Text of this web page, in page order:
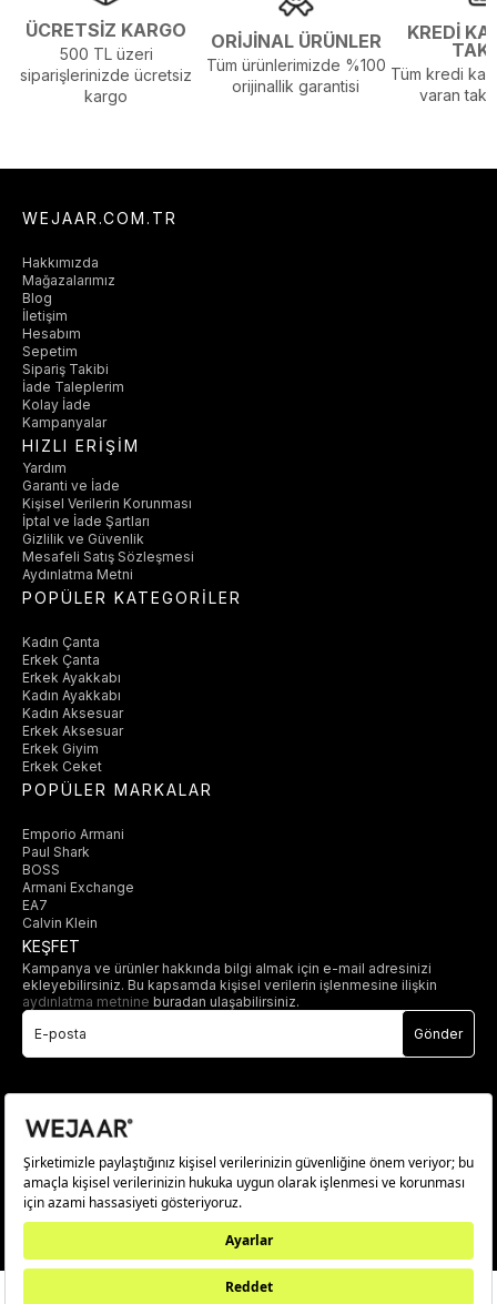
Görsel Açıklaması :
Stüdyo Çekim Ortamında Bulunan Işık ve
Gölgelenmelerden Dolayı Renk Farklılıkları Olabilir
ÜCRETSİZ KARGO
500 TL üzeri
siparişlerinizde ücretsiz
kargo
ORİJİNAL ÜRÜNLER
Tüm ürünlerimizde %100
orijinallik garantisi
KREDİ
Tüm kredi
varan
WEJAAR.COM.TR
Hakkımızda
Mağazalarımız
Blog
İletişim
Hesabım
Sepetim
Sipariş Takibi
İade Taleplerim
Kolay İade
Kampanyalar
HIZLI ERİŞİM
Yardım
Garanti ve İade
Kişisel Verilerin Korunması
İptal ve İade Şartları
Gizlilik ve Güvenlik
Mesafeli Satış Sözleşmesi
Aydınlatma Metni
POPÜLER KATEGORİLER
Kadın Çanta
Erkek Çanta
Erkek Ayakkabı
Kadın Ayakkabı
Kadın Aksesuar
Erkek Aksesuar
Erkek Giyim
Erkek Ceket
POPÜLER MARKALAR
Emporio Armani
Paul Shark
BOSS
Armani Exchange
EA7
Calvin Klein
KEŞFET
Kampanya ve ürünler hakkında bilgi almak için e-mail adresinizi
ekleyebilirsiniz. Bu kapsamda kişisel verilerin işlenmesine ilişkin
aydınlatma metnine buradan ulaşabilirsiniz.
Gönder
© 2025 wejaar.com.tr. tüm hakları saklıdır.